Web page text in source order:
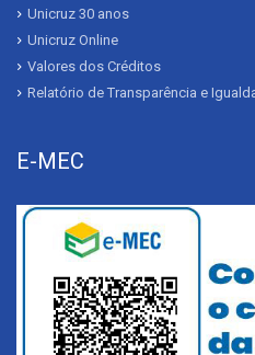
Unicruz 30 anos
Unicruz Online
Valores dos Créditos
Relatório de Transparência e
E-MEC